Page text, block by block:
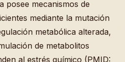
posee mecanismos de
mediante la mutación
metabólica alterada,
de metabolitos
al estrés químico (PMID: